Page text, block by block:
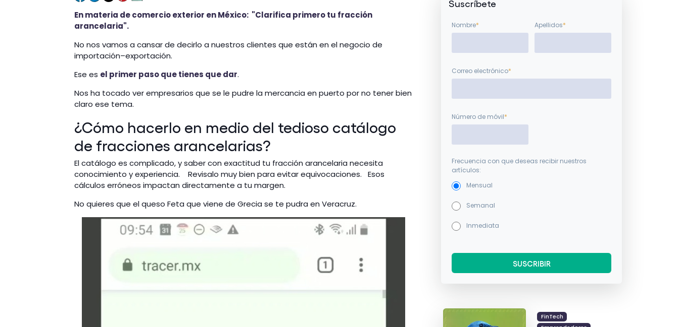
En materia de comercio exterior en México: "Clarifica primero tu fracción
arancelaria".
No nos vamos a cansar de decirlo a nuestros clientes que están en el negocio de
importación–exportación.
Ese es el primer paso que tienes que dar.
Nos ha tocado ver empresarios que se le pudre la mercancia en puerto por no tener bien
claro ese tema.
¿Cómo hacerlo en medio del tedioso catálogo
de fracciones arancelarias?
El catálogo es complicado, y saber con exactitud tu fracción arancelaria necesita
conocimiento y experiencia. Revisalo muy bien para evitar equivocaciones. Esos
cálculos erróneos impactan directamente a tu margen.
No quieres que el queso Feta que viene de Grecia se te pudra en Veracruz.
Suscríbete
Nombre* Apellidos*
Correo electrónico*
Número de móvil*
Frecuencia con que deseas recibir nuestros
artículos:
Mensual
Semanal
Inmediata
FinTech